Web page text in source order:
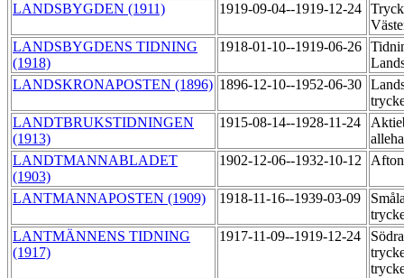
LANDSBYGDEN (1911)
1919-09-04--1919-12-24
LANDSBYGDENS TIDNING
(1918)
1918-01-10--1919-06-26
LANDSKRONAPOSTEN (1896) 1896-12-10--1952-06-30
LANDTBRUKSTIDNINGEN
(1913)
1915-08-14--1928-11-24
LANDTMANNABLADET
(1903)
1902-12-06--1932-10-12
LANTMANNAPOSTEN (1909) 1918-11-16--1939-03-09
LANTMÄNNENS TIDNING
(1917)
1917-11-09--1919-12-24